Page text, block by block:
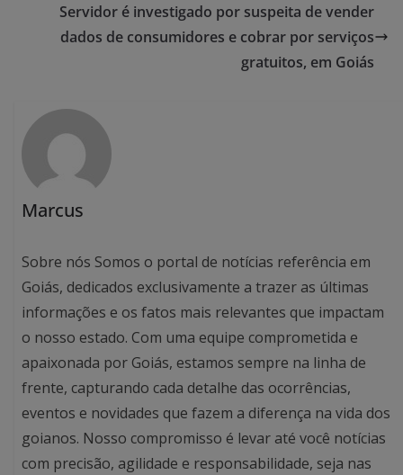
Servidor é investigado por suspeita de vender
dados de consumidores e cobrar por serviços
gratuitos, em Goiás
Marcus
Sobre nós Somos o portal de notícias referência em
Goiás, dedicados exclusivamente a trazer as últimas
informações e os fatos mais relevantes que impactam
o nosso estado. Com uma equipe comprometida e
apaixonada por Goiás, estamos sempre na linha de
frente, capturando cada detalhe das ocorrências,
eventos e novidades que fazem a diferença na vida dos
goianos. Nosso compromisso é levar até você notícias
com precisão, agilidade e responsabilidade, seja nas